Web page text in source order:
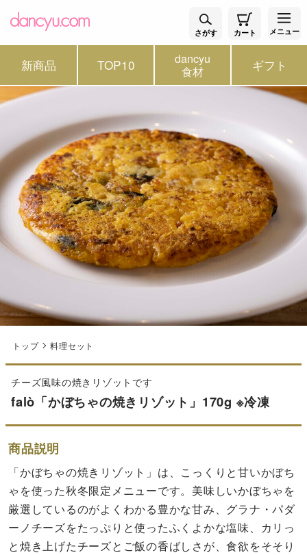
さがす カート メニュー
新商品 TOP10 dancyu
食材 ギフト
トップ 料理セット
チーズ風味の焼きリゾットです
falò「かぼちゃの焼きリゾット」170g ※冷凍
商品説明
「かぼちゃの焼きリゾット」は、こっくりと甘いかぼち
ゃを使った秋冬限定メニューです。美味しいかぼちゃを
厳選しているのがよくわかる豊かな甘み、グラナ・パダ
ーノチーズをたっぷりと使ったふくよかな塩味、カリっ
と焼き上げたチーズとご飯の香ばしさが、食欲をそそり